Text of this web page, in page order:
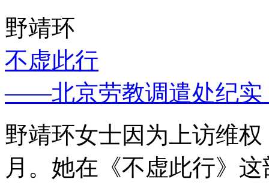
野靖环
不虚此行
——北京劳教调遣处纪实
野靖环女士因为上访维
月。她在《不虚此行》